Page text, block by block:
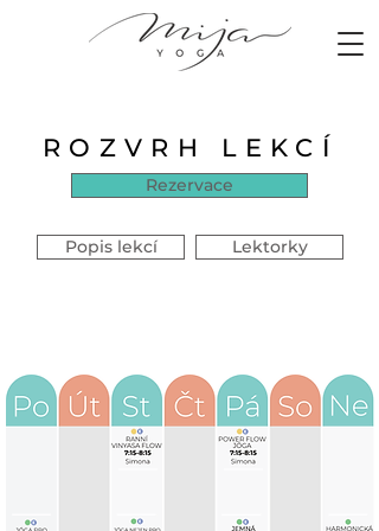
ROZVRH LEKCÍ
Rezervace
Popis lekcí Lektorky